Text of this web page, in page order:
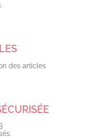
des articles